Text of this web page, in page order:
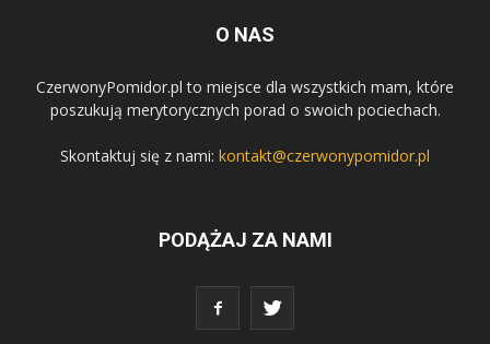
O NAS
CzerwonyPomidor.pl to miejsce dla wszystkich mam, które
poszukują merytorycznych porad o swoich pociechach.
Skontaktuj się z nami: kontakt@czerwonypomidor.pl
PODĄŻAJ ZA NAMI